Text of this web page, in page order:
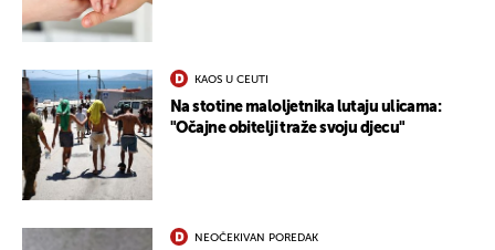
KAOS U CEUTI
Na stotine maloljetnika lutaju ulicama:
"Očajne obitelji traže svoju djecu"
NEOČEKIVAN POREDAK